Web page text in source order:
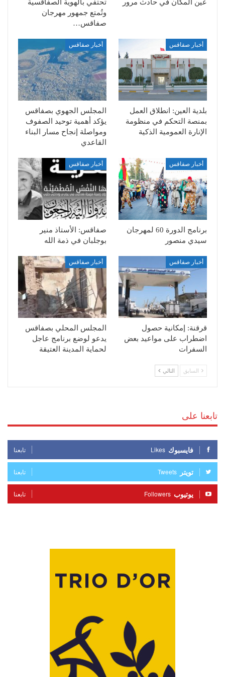
عين المكان في حادث مرور
تحتفي بالهوية الصفاقسية
وتُمتع جمهور مهرجان
صفاقس…
أخبار صفاقس
بلدية العين: انطلاق العمل
بمنصة التحكم في منظومة
الإنارة العمومية الذكية
أخبار صفاقس
المجلس الجهوي بصفاقس
يؤكد أهمية توحيد الصفوف
ومواصلة إنجاح مسار البناء
القاعدي
أخبار صفاقس
برنامج الدورة 60 لمهرجان
سيدي منصور
أخبار صفاقس
صفاقس: الأستاذ منير
بوجلبان في ذمة الله
أخبار صفاقس
قرقنة: إمكانية حصول
اضطراب على مواعيد بعض
السفرات
أخبار صفاقس
المجلس المحلي بصفاقس
يدعو لوضع برنامج عاجل
لحماية المدينة العتيقة
السابق التالي
تابعنا على
فايسبوك Likes تابعنا
تويتر Tweets تابعنا
يوتيوب Followers تابعنا